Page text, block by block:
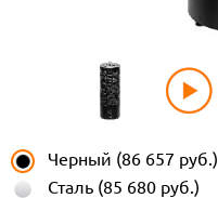
Черный (86 657 руб.)
Сталь (85 680 руб.)